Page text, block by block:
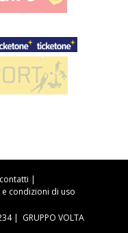
contatti |
condizioni di uso
| GRUPPO VOLTA